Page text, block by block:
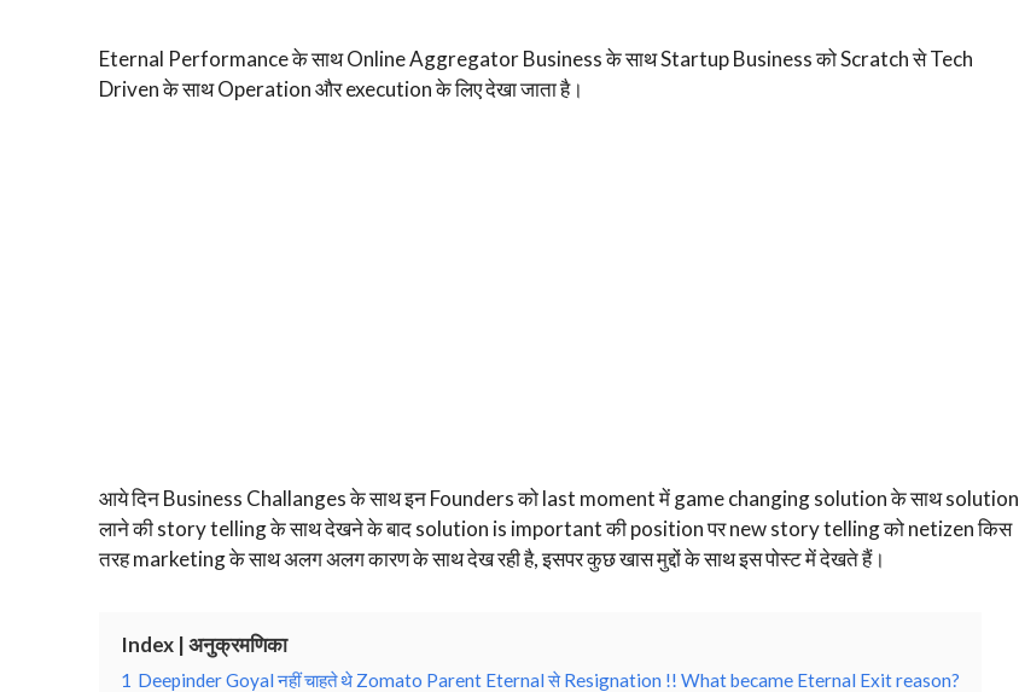
Eternal Performance के साथ Online Aggregator Business के साथ Startup Business को Scratch से Tech
Driven के साथ Operation और execution के लिए देखा जाता है।
आये दिन Business Challanges के साथ इन Founders को last moment में game changing solution के साथ solution
लाने की story telling के साथ देखने के बाद solution is important की position पर new story telling को netizen किस
तरह marketing के साथ अलग अलग कारण के साथ देख रही है, इसपर कुछ खास मुद्दों के साथ इस पोस्ट में देखते हैं।
Index | अनुक्रमणिका
1 Deepinder Goyal नहीं चाहते थे Zomato Parent Eternal से Resignation !! What became Eternal Exit reason?